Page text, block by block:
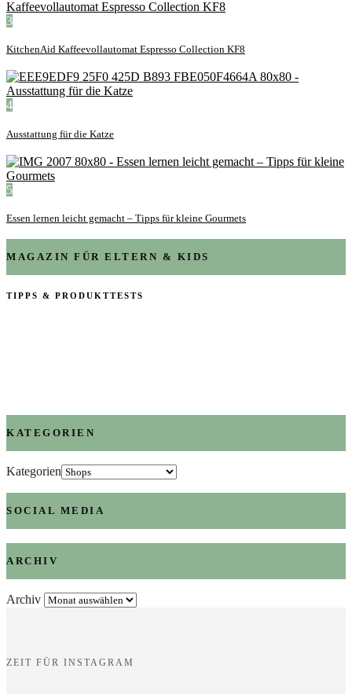
3
KitchenAid Kaffeevollautomat Espresso Collection KF8
4
Ausstattung für die Katze
5
Essen lernen leicht gemacht – Tipps für kleine Gourmets
MAGAZIN FÜR ELTERN & KIDS
TIPPS & PRODUKTTESTS
KATEGORIEN
Kategorien
SOCIAL MEDIA
ARCHIV
Archiv
ZEIT FÜR INSTAGRAM